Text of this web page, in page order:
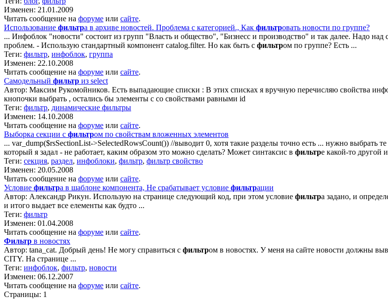
Изменен: 21.01.2009
Читать сообщение на форуме или сайте.
Использование фильтра в архиве новостей. Проблема с категорией., Как фильтровать новости по группе?
... Инфоблок "новости" состоит из групп "Власть и общество", "Бизнесс и производство" и так далее. Надо над
проблем. - Использую стандартный компонент catalog.filter. Но как быть с фильтром по группе? Есть ...
Теги: фильтр, инфоблок, группа
Изменен: 22.10.2008
Читать сообщение на форуме или сайте.
Самодельный фильтр из select
Автор: Максим Рукомойников. Есть выпадающие списки : В этих списках я вручную перечисляю свойства
кнопочки выбрать , остались бы элементы с со свойствами равными id
Теги: фильтр, динамические фильтры
Изменен: 14.10.2008
Читать сообщение на форуме или сайте.
Выборка секции с фильтром по свойствам вложенных элементов
... var_dump($rsSectionList->SelectedRowsCount()) //выводит 0, хотя такие разделы точно есть ... нужно
который я задал - не работает, каким образом это можно сделать? Может синтаксис в фильтре какой-то другой
Теги: секция, раздел, инфоблоки, фильтр, фильтр свойство
Изменен: 20.05.2008
Читать сообщение на форуме или сайте.
Условие фильтра в шаблоне компонента, Не срабатывает условие фильтрации
Автор: Александр Рикун. Использую на странице следующий код, при этом условие фильтра задано, и
и итого выдает все елементы как будто ...
Теги: фильтр
Изменен: 01.04.2008
Читать сообщение на форуме или сайте.
Фильтр в новостях
Автор: tana_cat. Добрый день! Не могу справиться с фильтром в новостях. У меня на сайте новости должны
CITY. На странице ...
Теги: инфоблок, фильтр, новости
Изменен: 06.12.2007
Читать сообщение на форуме или сайте.
Страницы: 1